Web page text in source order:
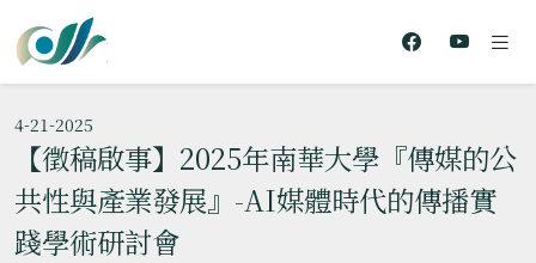
4-21-2025
【徵稿啟事】2025年南華大學『傳媒的公
共性與產業發展』-AI媒體時代的傳播實
踐學術研討會